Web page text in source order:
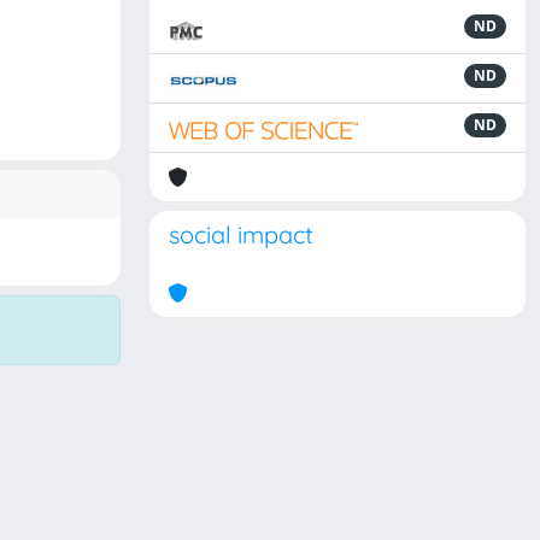
ND
ND
ND
social impact